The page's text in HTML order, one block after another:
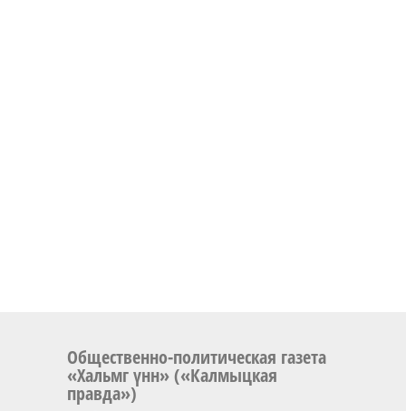
Общественно-политическая газета
«Хальмг үнн» («Калмыцкая
правда»)